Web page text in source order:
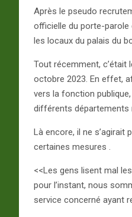
Après le pseudo
officielle du porte-parole
les locaux du palais du
Tout récemment, c’était
octobre 2023. En effet,
vers la fonction
différents départements
Là encore, il ne s’agirait
certaines mesures .
<<Les gens lisent mal
pour l’instant, nous
service concerné ayant